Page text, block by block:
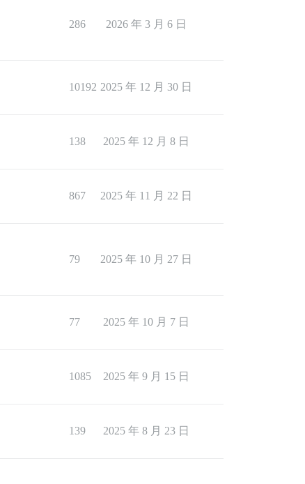
286 2026 年 3 月 6 日
10192 2025 年 12 月 30 日
138 2025 年 12 月 8 日
867 2025 年 11 月 22 日
79 2025 年 10 月 27 日
77 2025 年 10 月 7 日
1085 2025 年 9 月 15 日
139 2025 年 8 月 23 日